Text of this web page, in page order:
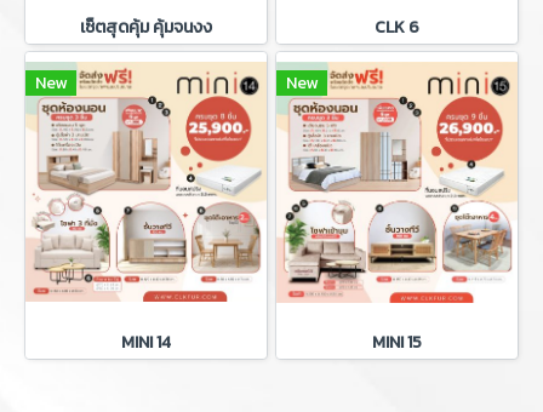
เซ็ตสุดคุ้ม คุ้มจนงง CLK 6
New
MINI 14
New
MINI 15